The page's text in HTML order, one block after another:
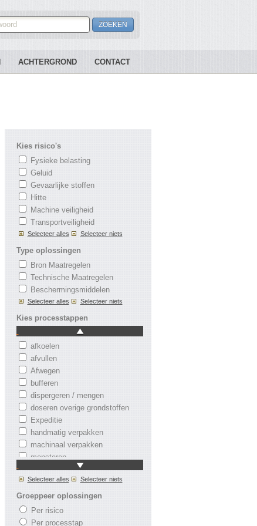
ACHTERGROND CONTACT
Kies risico's
Fysieke belasting
Geluid
Gevaarlijke stoffen
Hitte
Machine veiligheid
Transportveiligheid
Selecteer alles Selecteer niets
Type oplossingen
Bron Maatregelen
Technische Maatregelen
Beschermingsmiddelen
Selecteer alles Selecteer niets
Kies processtappen
afkoelen
afvullen
Afwegen
bufferen
dispergeren / mengen
doseren overige grondstoffen
Expeditie
handmatig verpakken
machinaal verpakken
monsteren
nafiltratie
oplossen / voormengen
Opslag magazijn
overpompen
smelten en mengen
Selecteer alles Selecteer niets
Groeppeer oplossingen
Per risico
Per processtap